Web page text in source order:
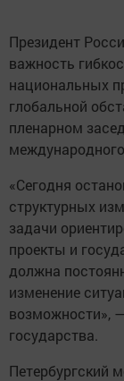
Президент
важность
национальных
глобальной
пленарном
«Сегодня
структурных
задачи
проекты и
должна
изменение
возможности»,
государства.
Петербургский